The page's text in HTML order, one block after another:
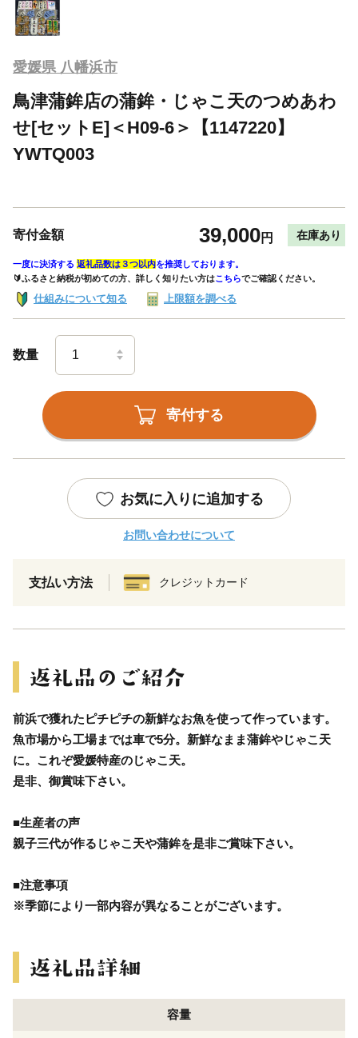
愛媛県 八幡浜市
鳥津蒲鉾店の蒲鉾・じゃこ天のつめあわ
せ[セットE]＜H09-6＞【1147220】
YWTQ003
寄付金額 39,000円 在庫あり
一度に決済する 返礼品数は３つ以内を推奨しております。
🔰ふるさと納税が初めての方、詳しく知りたい方はこちらでご確認ください。
仕組みについて知る 上限額を調べる
数量
寄付する
お気に入りに追加する
お問い合わせについて
支払い方法 クレジットカード
前浜で獲れたピチピチの新鮮なお魚を使って作っています。
魚市場から工場までは車で5分。新鮮なまま蒲鉾やじゃこ天
に。これぞ愛媛特産のじゃこ天。
是非、御賞味下さい。
■生産者の声
親子三代が作るじゃこ天や蒲鉾を是非ご賞味下さい。
■注意事項
※季節により一部内容が異なることがございます。
容量